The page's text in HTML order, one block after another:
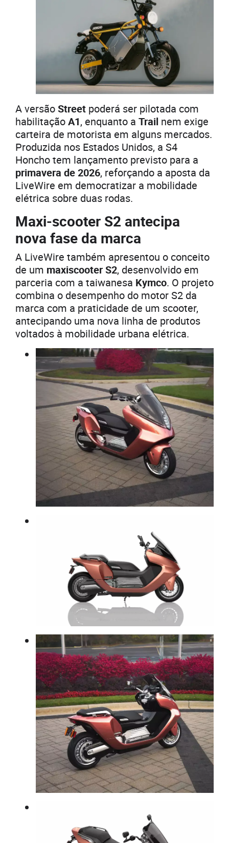
A versãoStreet poderá ser pilotada com
habilitaçãoA1, enquanto a Trail nem exige
carteira de motorista em alguns mercados.
Produzida nos Estados Unidos, a S4
Honcho tem lançamento previsto para a
primavera de 2026, reforçando a aposta da
LiveWire em democratizar a mobilidade
elétrica sobre duas rodas.
Maxi-scooter S2 antecipa
nova fase da marca
A LiveWire também apresentou o conceito
de um maxiscooter S2, desenvolvido em
parceria com a taiwanesa Kymco. O projeto
combina o desempenho do motor S2 da
marca com a praticidade de um scooter,
antecipando uma nova linha de produtos
voltados à mobilidade urbana elétrica.